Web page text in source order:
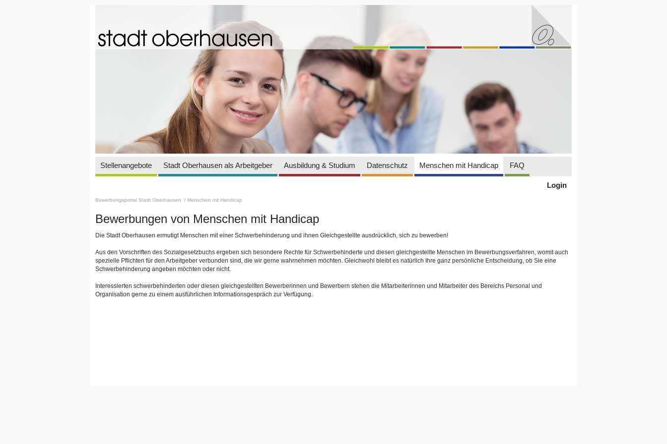
Stellenangebote Stadt Oberhausen als Arbeitgeber Ausbildung & Studium Datenschutz Menschen mit Handicap FAQ
Login
Bewerbungsportal Stadt Oberhausen / Menschen mit Handicap
Bewerbungen von Menschen mit Handicap
Die Stadt Oberhausen ermutigt Menschen mit einer Schwerbehinderung und ihnen Gleichgestellte ausdrücklich, sich zu bewerben!
Aus den Vorschriften des Sozialgesetzbuchs ergeben sich besondere Rechte für Schwerbehinderte und diesen gleichgestellte Menschen im Bewerbungsverfahren, womit auch
spezielle Pflichten für den Arbeitgeber verbunden sind, die wir gerne wahrnehmen möchten. Gleichwohl bleibt es natürlich Ihre ganz persönliche Entscheidung, ob Sie eine
Schwerbehinderung angeben möchten oder nicht.
Interessierten schwerbehinderten oder diesen gleichgestellten Bewerberinnen und Bewerbern stehen die Mitarbeiterinnen und Mitarbeiter des Bereichs Personal und
Organisation gerne zu einem ausführlichen Informationsgespräch zur Verfügung.